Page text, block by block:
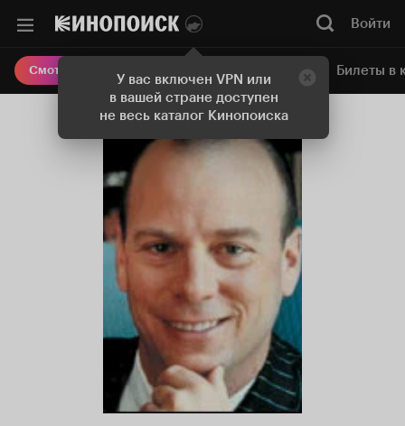
У вас включен VPN или
в вашей стране доступен
не весь каталог Кинопоиска
Войти
Смотреть кино Онлайн-кинотеатр Билеты в